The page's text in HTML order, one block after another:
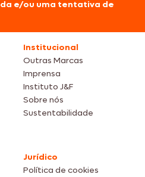
e/ou uma tentativa de
Institucional
Outras Marcas
Imprensa
Instituto J&F
Sobre nós
Sustentabilidade
Jurídico
Política de cookies